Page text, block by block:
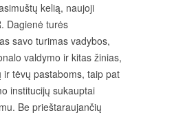
kelią, naujoji
Dagienė turės
savo turimas vadybos,
valdymo ir kitas žinias,
ir tėvų pastaboms, taip pat
institucijų sukauptai
Be prieštaraujančių